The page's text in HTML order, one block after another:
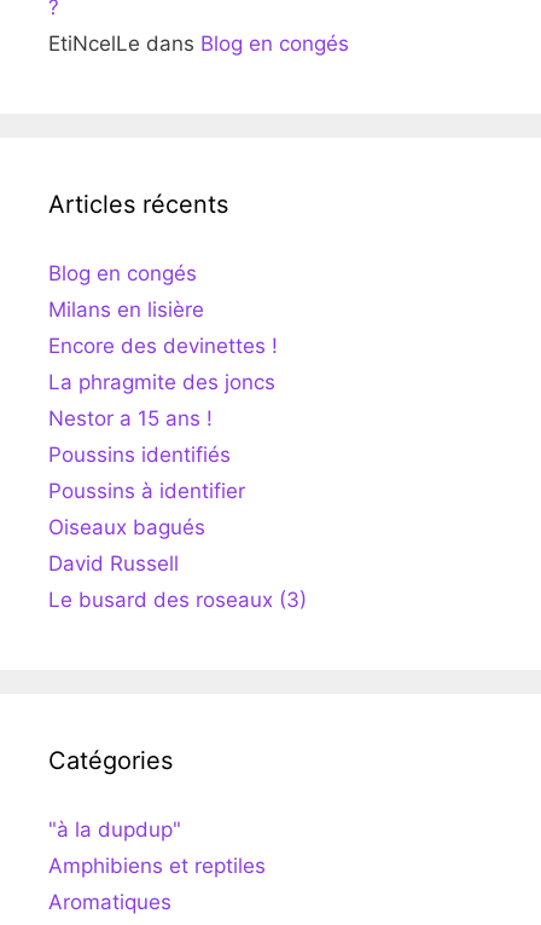
?
EtiNcelLe dans Blog en congés
Articles récents
Blog en congés
Milans en lisière
Encore des devinettes !
La phragmite des joncs
Nestor a 15 ans !
Poussins identifiés
Poussins à identifier
Oiseaux bagués
David Russell
Le busard des roseaux (3)
Catégories
"à la dupdup"
Amphibiens et reptiles
Aromatiques